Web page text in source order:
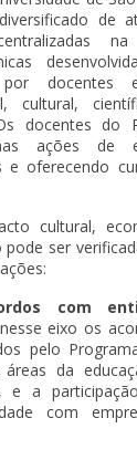
de
por
cultural,
docentes do
ações de
e oferecendo
cultural,
ser
com
eixo os
pelo
da
e a
com